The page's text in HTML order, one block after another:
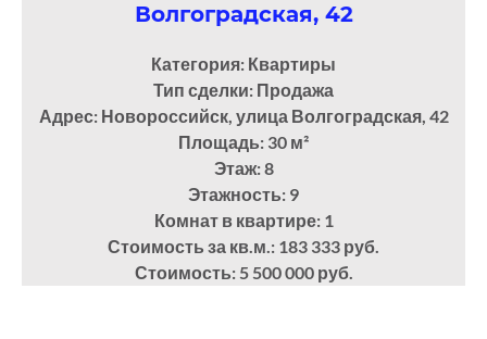
Волгоградская, 42
Категория: Квартиры
Тип сделки: Продажа
Адрес: Новороссийск, улица Волгоградская, 42
Площадь: 30 м²
Этаж: 8
Этажность: 9
Комнат в квартире: 1
Стоимость за кв.м.: 183 333 руб.
Стоимость: 5 500 000 руб.